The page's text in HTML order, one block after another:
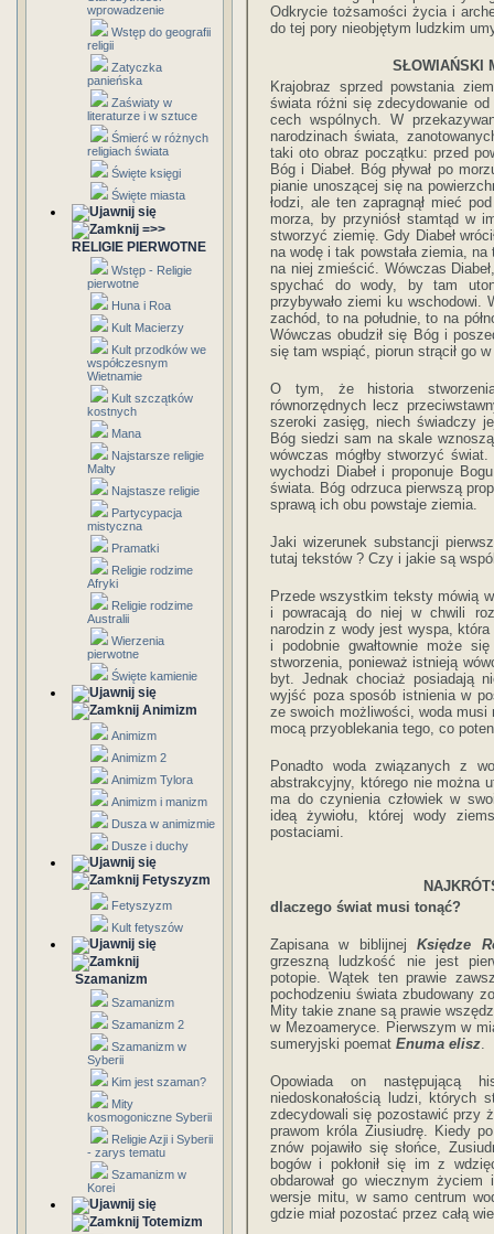
wprowadzenie
Wstęp do geografii
religii
Zatyczka
panieńska
Zaświaty w
literaturze i w sztuce
Śmierć w różnych
religiach świata
Święte księgi
Święte miasta
=>>
RELIGIE PIERWOTNE
Wstęp - Religie
pierwotne
Huna i Roa
Kult Macierzy
Kult przodków we
współczesnym
Wietnamie
Kult szczątków
kostnych
Mana
Najstarsze religie
Malty
Najstasze religie
Partycypacja
mistyczna
Pramatki
Religie rodzime
Afryki
Religie rodzime
Australii
Wierzenia
pierwotne
Święte kamienie
Animizm
Animizm
Animizm 2
Animizm Tylora
Animizm i manizm
Dusza w animizmie
Dusze i duchy
Fetyszyzm
Fetyszyzm
Kult fetyszów
Szamanizm
Szamanizm
Szamanizm 2
Szamanizm w
Syberii
Kim jest szaman?
Mity
kosmogoniczne Syberii
Religie Azji i Syberii
- zarys tematu
Szamanizm w
Korei
Totemizm
Odkrycie tożsamości życia i
do tej pory nieobjętym ludzkim
SŁOWIAŃSKI
Krajobraz sprzed powstania
świata różni się zdecydowanie
cech wspólnych. W
narodzinach świata,
taki oto obraz początku: przed
Bóg i Diabeł. Bóg pływał po
pianie unoszącej się na
łodzi, ale ten zapragnął mieć
morza, by przyniósł stamtąd w
stworzyć ziemię. Gdy Diabeł
na wodę i tak powstała ziemia,
na niej zmieścić. Wówczas
spychać do wody, by tam
przybywało ziemi ku wschodowi.
zachód, to na południe, to na
Wówczas obudził się Bóg i
się tam wspiąć, piorun strącił go w
O tym, że historia
równorzędnych lecz
szeroki zasięg, niech świadczy
Bóg siedzi sam na skale
wówczas mógłby stworzyć
wychodzi Diabeł i proponuje
świata. Bóg odrzuca pierwszą
sprawą ich obu powstaje ziemia.
Jaki wizerunek substancji
tutaj tekstów ? Czy i jakie są
Przede wszystkim teksty mówią
i powracają do niej w chwili
narodzin z wody jest wyspa,
i podobnie gwałtownie może
stworzenia, ponieważ istnieją
byt. Jednak chociaż posiadają
wyjść poza sposób istnienia w
ze swoich możliwości, woda musi
mocą przyoblekania tego, co
Ponadto woda związanych z
abstrakcyjny, którego nie można
ma do czynienia człowiek w
ideą żywiołu, której wody
postaciami.
dlaczego świat musi tonąć?
Zapisana w biblijnejKsiędze
grzeszną ludzkość nie jest
potopie. Wątek ten prawie
pochodzeniu świata zbudowany
Mity takie znane są prawie
w Mezoameryce. Pierwszym w
sumeryjski poemat Enuma elisz.
Opowiada on następującą
niedoskonałością ludzi, których
zdecydowali się pozostawić przy
prawom króla Ziusiudrę. Kiedy
znów pojawiło się słońce,
bogów i pokłonił się im z
obdarował go wiecznym
wersje mitu, w samo centrum
gdzie miał pozostać przez całą